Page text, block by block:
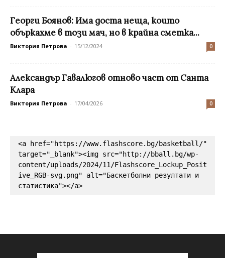
Георги Боянов: Има доста неща, които
объркахме в този мач, но в крайна сметка...
Виктория Петрова - 15/12/2024 0
Александър Гавалюгов отново част от Санта
Клара
Виктория Петрова - 17/04/2026 0
<a href="https://www.flashscore.bg/basketball/"
target="_blank"><img src="http://bball.bg/wp-
content/uploads/2024/11/Flashscore_Lockup_Posit
ive_RGB-svg.png" alt="Баскетболни резултати и
статистика"></a>